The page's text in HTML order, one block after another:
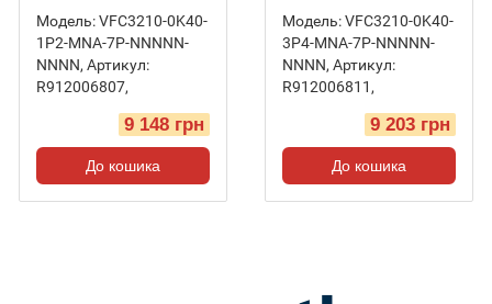
Модель:VFC3210-0K40-
1P2-MNA-7P-NNNNN-
NNNN, Артикул:
R912006807,
9 148 грн
До кошика
Модель:VFC3210-0K40-
3P4-MNA-7P-NNNNN-
NNNN, Артикул:
R912006811 ,
9 203 грн
До кошика